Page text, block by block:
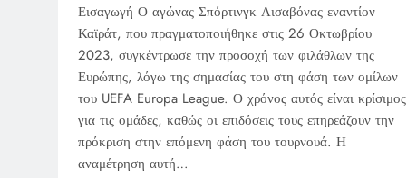
Εισαγωγή Ο αγώνας Σπόρτινγκ Λισαβόνας εναντίον
Καϊράτ, που πραγματοποιήθηκε στις 26 Οκτωβρίου
2023, συγκέντρωσε την προσοχή των φιλάθλων της
Ευρώπης, λόγω της σημασίας του στη φάση των ομίλων
του UEFA Europa League. Ο χρόνος αυτός είναι κρίσιμος
για τις ομάδες, καθώς οι επιδόσεις τους επηρεάζουν την
πρόκριση στην επόμενη φάση του τουρνουά. Η
αναμέτρηση αυτή…